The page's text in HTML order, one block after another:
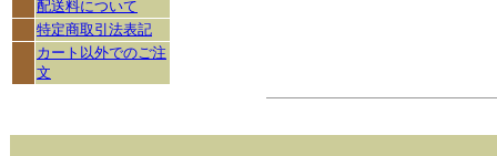
配送料について
特定商取引法表記
カート以外でのご注
文